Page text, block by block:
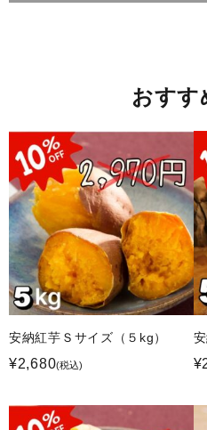
おすす
安納紅芋Ｓサイズ（５kg）
¥2,680(税込)